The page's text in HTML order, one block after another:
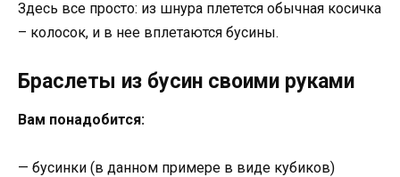
Здесь все просто: из шнура плетется обычная косичка
– колосок, и в нее вплетаются бусины.
Браслеты из бусин своими руками
Вам понадобится:
— бусинки (в данном примере в виде кубиков)